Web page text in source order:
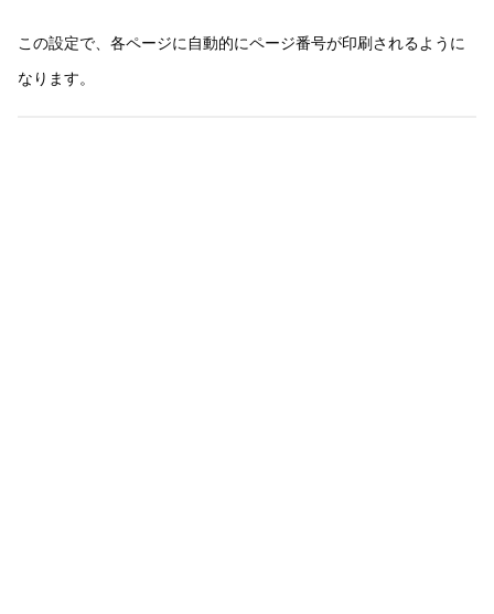
この設定で、各ページに自動的にページ番号が印刷されるように
なります。